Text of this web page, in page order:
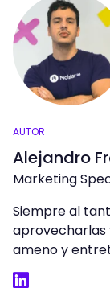
AUTOR
Alejandro
Marketing
Siempre al
aprovecharlas
ameno y